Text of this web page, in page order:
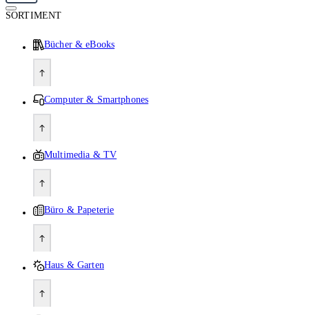
SORTIMENT
Bücher & eBooks
Computer & Smartphones
Multimedia & TV
Büro & Papeterie
Haus & Garten